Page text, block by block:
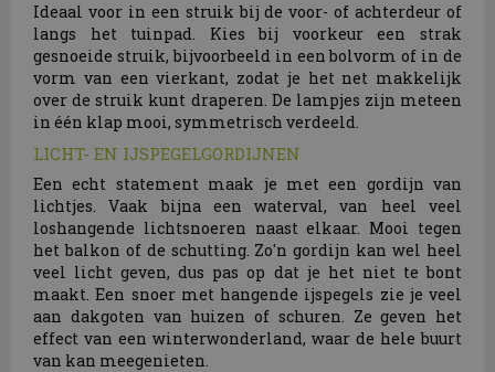
Ideaal voor in een struik bij de voor- of achterdeur of
langs het tuinpad. Kies bij voorkeur een strak
gesnoeide struik, bijvoorbeeld in een bolvorm of in de
vorm van een vierkant, zodat je het net makkelijk
over de struik kunt draperen. De lampjes zijn meteen
in één klap mooi, symmetrisch verdeeld.
LICHT- EN IJSPEGELGORDIJNEN
Een echt statement maak je met een gordijn van
lichtjes. Vaak bijna een waterval, van heel veel
loshangende lichtsnoeren naast elkaar. Mooi tegen
het balkon of de schutting. Zo'n gordijn kan wel heel
veel licht geven, dus pas op dat je het niet te bont
maakt. Een snoer met hangende ijspegels zie je veel
aan dakgoten van huizen of schuren. Ze geven het
effect van een winterwonderland, waar de hele buurt
van kan meegenieten.